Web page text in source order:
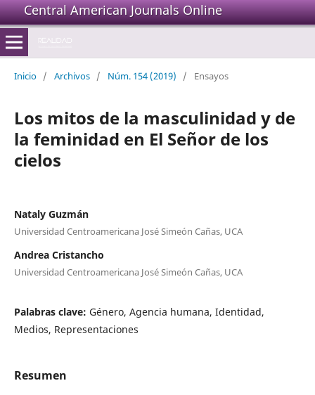
Central American Journals Online
Inicio / Archivos / Núm. 154 (2019) / Ensayos
Los mitos de la masculinidad y de
la feminidad en El Señor de los
cielos
Nataly Guzmán
Universidad Centroamericana José Simeón Cañas, UCA
Andrea Cristancho
Universidad Centroamericana José Simeón Cañas, UCA
Palabras clave: Género, Agencia humana, Identidad,
Medios, Representaciones
Resumen